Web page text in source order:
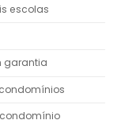
escolas
garantia